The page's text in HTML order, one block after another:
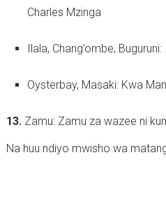
Charles Mzinga
Ilala, Chang’ombe,
Oysterbay, Masaki: Kwa
13. Zamu: Zamu za wazee ni
Na huu ndiyo mwisho wa